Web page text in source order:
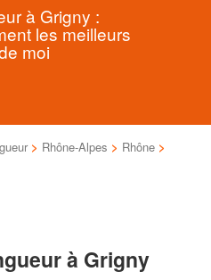
à Grigny :
les meilleurs
moi
> Rhône-Alpes > Rhône >
à Grigny